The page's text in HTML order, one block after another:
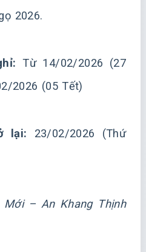
2026.
Từ 14/02/2026 (27
2026 (05 Tết)
lại: 23/02/2026 (Thứ
Mới – An Khang Thịnh